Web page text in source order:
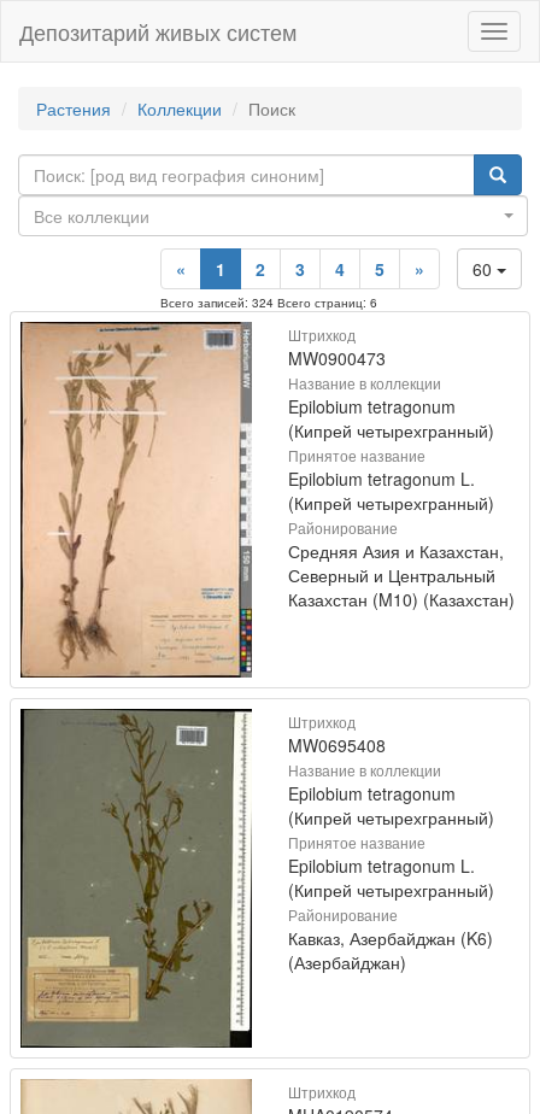
Депозитарий живых систем
Растения Коллекции Поиск
Все коллекции
60
« 1 2 3 4 5 »
Всего записей: 324 Всего страниц: 6
Штрихкод
MW0900473
Название в коллекции
Epilobium tetragonum
(Кипрей четырехгранный)
Принятое название
Epilobium tetragonum L.
(Кипрей четырехгранный)
Районирование
Средняя Азия и Казахстан,
Северный и Центральный
Казахстан (M10) (Казахстан)
Штрихкод
MW0695408
Название в коллекции
Epilobium tetragonum
(Кипрей четырехгранный)
Принятое название
Epilobium tetragonum L.
(Кипрей четырехгранный)
Районирование
Кавказ, Азербайджан (K6)
(Азербайджан)
Штрихкод